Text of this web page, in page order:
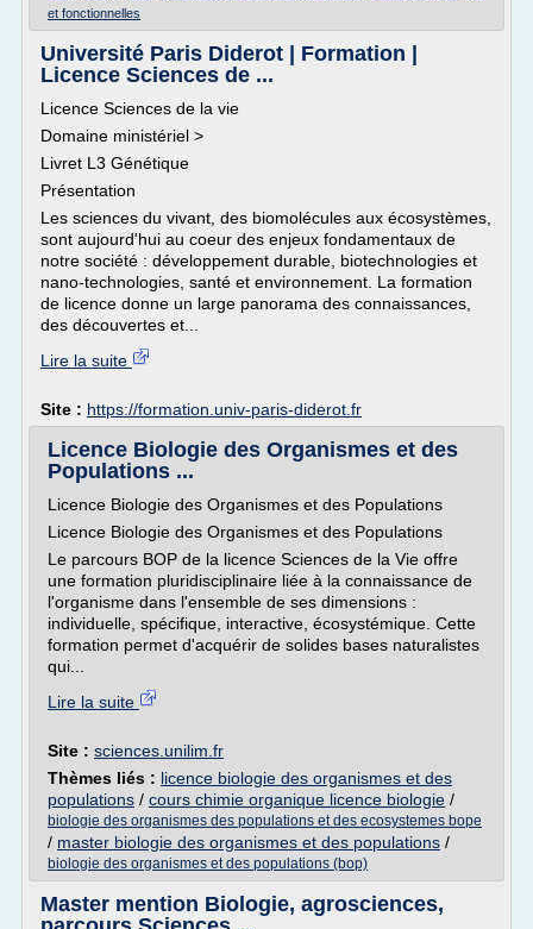
et fonctionnelles
Université Paris Diderot | Formation |
Licence Sciences de ...
Licence Sciences de la vie
Domaine ministériel >
Livret L3 Génétique
Présentation
Les sciences du vivant, des biomolécules aux écosystèmes,
sont aujourd'hui au coeur des enjeux fondamentaux de
notre société : développement durable, biotechnologies et
nano-technologies, santé et environnement. La formation
de licence donne un large panorama des connaissances,
des découvertes et...
Lire la suite
Site : https://formation.univ-paris-diderot.fr
Licence Biologie des Organismes et des
Populations ...
Licence Biologie des Organismes et des Populations
Licence Biologie des Organismes et des Populations
Le parcours BOP de la licence Sciences de la Vie offre
une formation pluridisciplinaire liée à la connaissance de
l'organisme dans l'ensemble de ses dimensions :
individuelle, spécifique, interactive, écosystémique. Cette
formation permet d'acquérir de solides bases naturalistes
qui...
Lire la suite
Site : sciences.unilim.fr
Thèmes liés : licence biologie des organismes et des
populations / cours chimie organique licence biologie /
biologie des organismes des populations et des ecosystemes bope
/ master biologie des organismes et des populations /
biologie des organismes et des populations (bop)
Master mention Biologie, agrosciences,